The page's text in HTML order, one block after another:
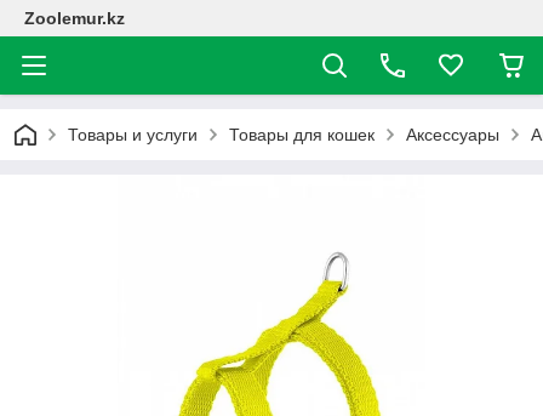
Zoolemur.kz
Товары и услуги Товары для кошек Аксессуары